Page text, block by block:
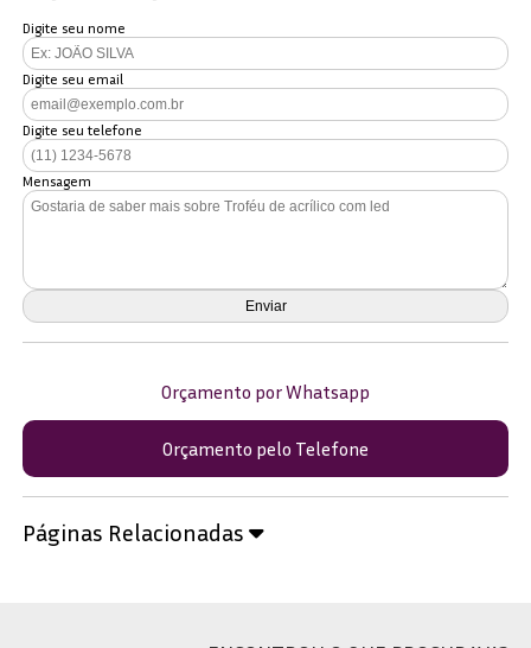
Digite seu nome
Digite seu email
Digite seu telefone
Mensagem
Orçamento por Whatsapp
Orçamento pelo Telefone
Páginas Relacionadas